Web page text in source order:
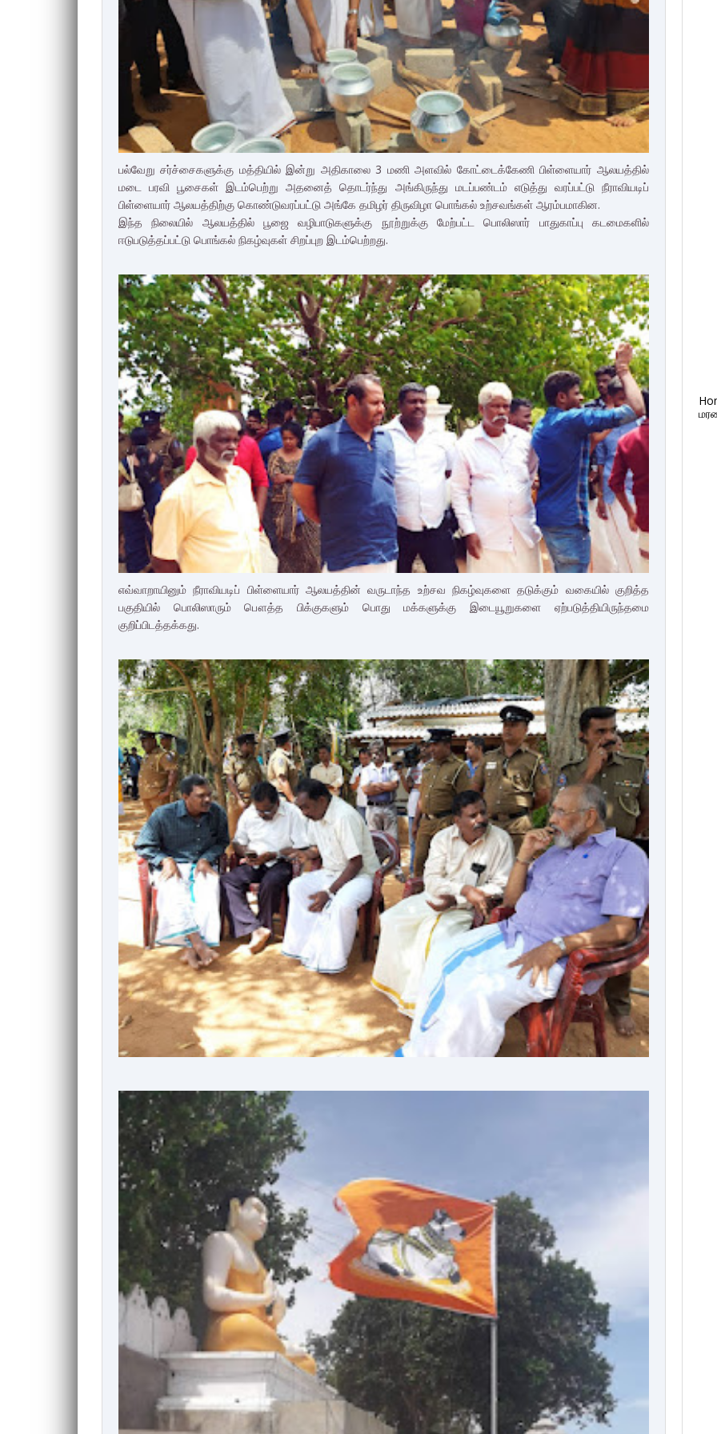
பல்வேறு சர்ச்சைகளுக்கு மத்தியில் இன்று அதிகாலை 3 மணி அளவில் கோட்டைக்கேணி பிள்ளையார் ஆலயத்தில்
மடை பரவி பூசைகள் இடம்பெற்று அதனைத் தொடர்ந்து அங்கிருந்து மடப்பண்டம் எடுத்து வரப்பட்டு நீராவியடிப்
பிள்ளையார் ஆலயத்திற்கு கொண்டுவரப்பட்டு அங்கே தமிழர் திருவிழா பொங்கல் உற்சவங்கள் ஆரம்பமாகின.
இந்த நிலையில் ஆலயத்தில் பூஜை வழிபாடுகளுக்கு நூற்றுக்கு மேற்பட்ட பொலிஸார் பாதுகாப்பு கடமைகளில்
ஈடுபடுத்தப்பட்டு பொங்கல் நிகழ்வுகள் சிறப்புற இடம்பெற்றது.
எவ்வாறாயினும் நீராவியடிப் பிள்ளையார் ஆலயத்தின் வருடாந்த உற்சவ நிகழ்வுகளை தடுக்கும் வகையில் குறித்த
பகுதியில் பொலிஸாரும் பௌத்த பிக்குகளும் பொது மக்களுக்கு இடையூறுகளை ஏற்படுத்தியிருந்தமை
குறிப்பிடத்தக்கது.